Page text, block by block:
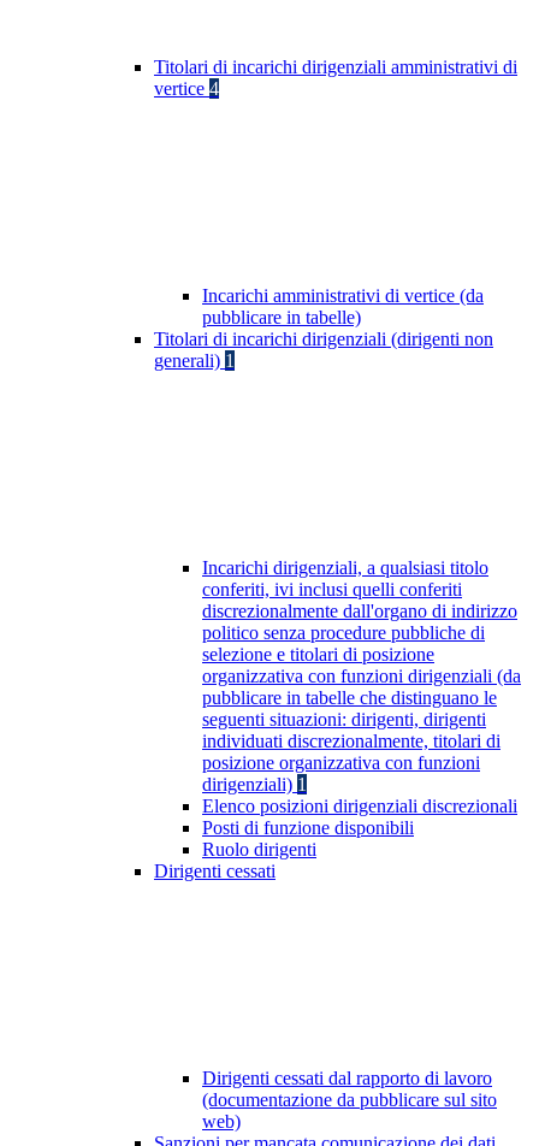
Titolari di incarichi dirigenziali amministrativi di
vertice 4
Incarichi amministrativi di vertice (da
pubblicare in tabelle)
Titolari di incarichi dirigenziali (dirigenti non
generali) 1
Incarichi dirigenziali, a qualsiasi titolo
conferiti, ivi inclusi quelli conferiti
discrezionalmente dall'organo di indirizzo
politico senza procedure pubbliche di
selezione e titolari di posizione
organizzativa con funzioni dirigenziali (da
pubblicare in tabelle che distinguano le
seguenti situazioni: dirigenti, dirigenti
individuati discrezionalmente, titolari di
posizione organizzativa con funzioni
dirigenziali) 1
Elenco posizioni dirigenziali discrezionali
Posti di funzione disponibili
Ruolo dirigenti
Dirigenti cessati
Dirigenti cessati dal rapporto di lavoro
(documentazione da pubblicare sul sito
web)